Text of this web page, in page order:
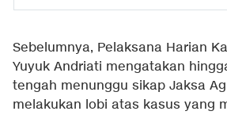
Sebelumnya, Pelaksana Harian
Yuyuk Andriati mengatakan
tengah menunggu sikap Jaksa
melakukan lobi atas kasus yang